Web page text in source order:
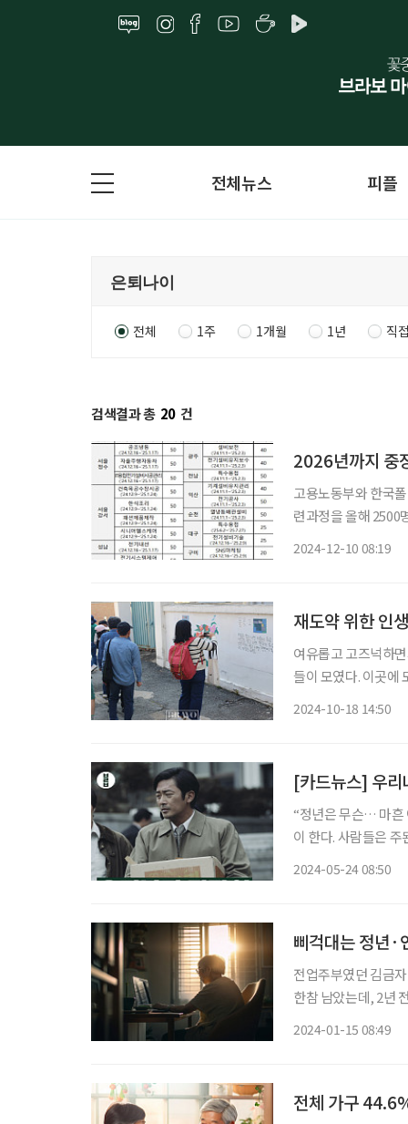
전체뉴스 피플
전체 1주 1개월 1년 직
검색결과 총 20 건
2026년까지 중
고용노동부와 한국
련과정을 올해 2500
2024-12-10 08:19
재도약 위한 인
여유롭고 고즈넉하
들이 모였다. 이곳에
2024-10-18 14:50
[카드뉴스] 우리
“정년은 무슨… 마흔 이후도 잘 그려지지
이 한다. 사람들은
2024-05-24 08:50
삐걱대는 정년·
전업주부였던 김금
한참 남았는데, 2년
2024-01-15 08:49
전체 가구